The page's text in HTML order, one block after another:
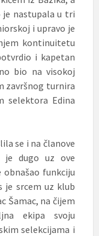
je nastupala u tri
i upravo je
kontinuitetu
i kapetan
bio na visokoj
završnog turnira
selektora Edina
se i na članove
je dugo uz ove
funkciju
je srcem uz klub
Šamac, na čijem
ekipa svoju
selekcijama i